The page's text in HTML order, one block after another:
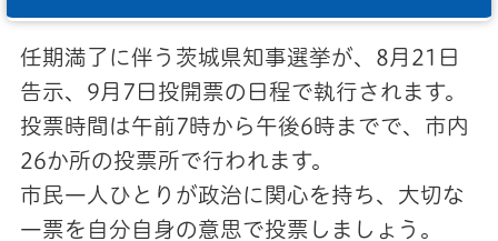
任期満了に伴う茨城県知事選挙が、8月21日
告示、9月7日投開票の日程で執行されます。
投票時間は午前7時から午後6時までで、市内
26か所の投票所で行われます。
市民一人ひとりが政治に関心を持ち、大切な
一票を自分自身の意思で投票しましょう。